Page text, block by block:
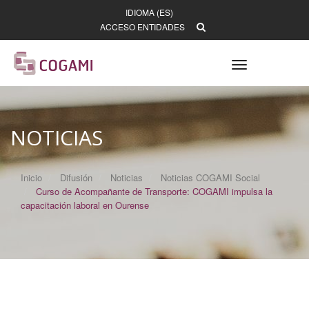
IDIOMA (ES)
ACCESO ENTIDADES
Toggle
navigation
NOTICIAS
Inicio Difusión Noticias
Noticias COGAMI Social
Curso de Acompañante de Transporte: COGAMI impulsa la
capacitación laboral en Ourense